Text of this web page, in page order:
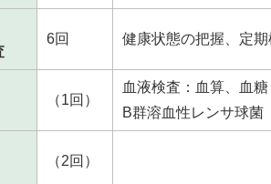
6回 健康状態の把握、定
（1回）
血液検査：血算、血糖
B群溶血性レンサ球菌
（2回）